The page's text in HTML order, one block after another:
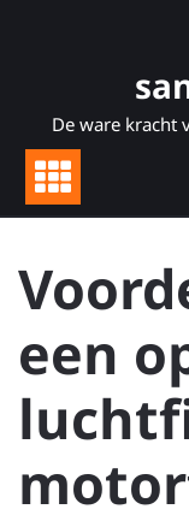
De ware kracht
een